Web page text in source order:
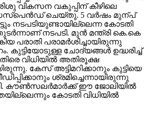
വികസന വകുപ്പിന് കീഴിലെ
ചെയ്തു. 5 വർഷം മുന്പ്
നടപടിയുണ്ടായില്ലെന്ന കോടതി
നടപടി. മുൻ മന്ത്രി കെ.കെ
പരാതി പരാമർശിച്ചായിരുന്നു
കുട്ടിയോടുള്ള ചോദ്യങ്ങൾ ഉദ്ധരിച്ച്
വിധിയിൽ അതിരൂക്ഷ
കേസ് അട്ടിമറിക്കാനും കുട്ടിയെ
ശ്രമിച്ചെന്നായിരുന്നു
കൗൺസലർമാർക്ക് ഈ ജോലിയിൽ
കോടതി വിധിയിൽ